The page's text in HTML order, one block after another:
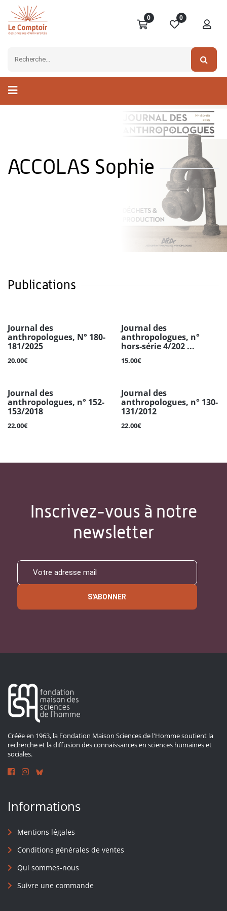
0 0
ACCOLAS Sophie
Publications
Journal des
anthropologues, N° 180-
181/2025
20.00€
Journal des
anthropologues, n°
hors-série 4/202 ...
15.00€
Journal des
anthropologues, n° 152-
153/2018
22.00€
Journal des
anthropologues, n° 130-
131/2012
22.00€
Inscrivez-vous à notre
newsletter
S'ABONNER
Créée en 1963, la Fondation Maison Sciences de l'Homme soutient la
recherche et la diffusion des connaissances en sciences humaines et
sociales.
Informations
Mentions légales
Conditions générales de ventes
Qui sommes-nous
Suivre une commande